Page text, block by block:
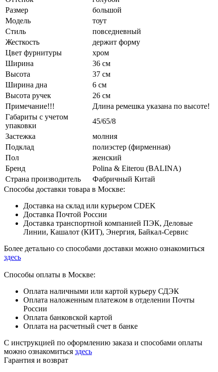
Размер
большой
Модель
тоут
Стиль
повседневный
Жесткость
держит форму
Цвет фурнитуры
хром
Ширина
36 см
Высота
37 см
Ширина дна
6 см
Высота ручек
26 см
Примечание!!!
Длина ремешка указана по высоте!
Габариты с учетом
упаковки
45/65/8
Застежка
молния
Подклад
полиэстер (фирменная)
Пол
женский
Бренд
Polina & Eiterou (BALINA)
Страна производитель
Фабричный Китай
Способы доставки товара в Москве:
Доставка на склад или курьером CDEK
Доставка Почтой России
Доставка транспортной компанией ПЭК, Деловые
Линии, Кашалот (КИТ), Энергия, Байкал-Сервис
Более детально со способами доставки можно ознакомиться
здесь
Способы оплаты в Москве:
Оплата наличными или картой курьеру СДЭК
Оплата наложенным платежом в отделении Почты
России
Оплата банковской картой
Оплата на расчетный счет в банке
С инструкцией по оформлению заказа и способами оплаты
можно ознакомиться здесь
Гарантия и возврат